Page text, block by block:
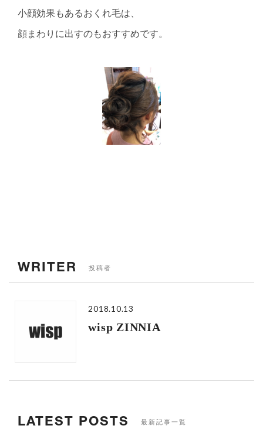
小顔効果もあるおくれ毛は、
顔まわりに出すのもおすすめです。
WRITER 投稿者
2018.10.13
wisp ZINNIA
LATEST POSTS 最新記事一覧